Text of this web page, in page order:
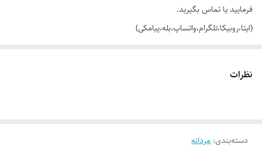
فرمایید یا تماس بگیرید.
(ایتا،روبیکا،تلگرام،واتساپ،بله،پیامکی)
🎨 رنگ بندیش: 4 تا رنگ خوشگل داره طبق تصاویر
نظرات
دسته‌بندی: مردانه